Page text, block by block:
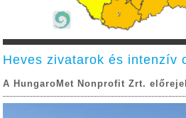
Heves zivatarok és intenzív
A HungaroMet Nonprofit Zrt.